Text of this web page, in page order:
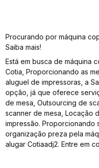
Procurando por máquina
Saiba mais!
Está em busca de máquina
Cotia, Proporcionando as
aluguel de impressoras, a
opção, já que oferece
de mesa, Outsourcing de
scanner de mesa, Locação
impressão.
organização preza pela
alugar Cotiaadj2. Entre em